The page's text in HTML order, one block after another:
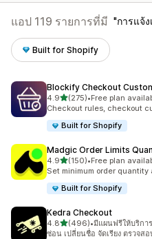
แอป 119 รายการที่มี การแจ้
Built for Shopify
Blockify Checkout
4.9เต็ม 5 ดาว
(275)
ทั้งหมด 275 รีวิว
•Free plan
Checkout rules, checkout
Built for Shopify
Madgic Order Limits
4.9เต็ม 5 ดาว
(150)
ทั้งหมด 150 รีวิว
•Free plan
Set minimum order
Built for Shopify
Kedra Checkout
4.8เต็ม 5 ดาว
(496)
ทั้งหมด 496 รีวิว
•มีแผนฟรีให้บริการ
ซ่อน เปลี่ยนชื่อ จัดเรียง ตรวจส